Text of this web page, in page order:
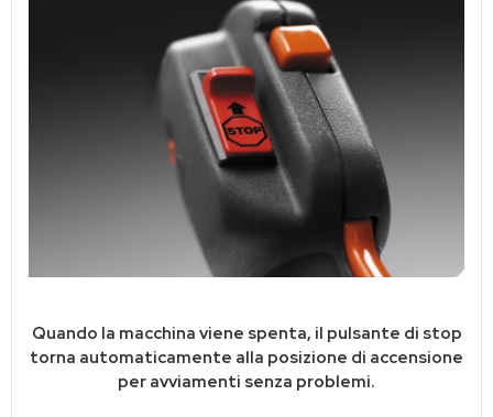
Quando la macchina viene spenta, il pulsante di stop
torna automaticamente alla posizione di accensione
per avviamenti senza problemi.